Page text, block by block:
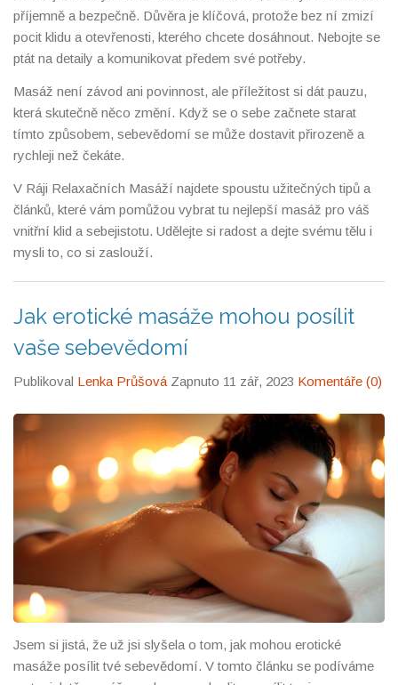
pomáhají odbourat zábrany.
příjemně a bezpečně. Důvěra je klíčová, protože bez ní zmizí
pocit klidu a otevřenosti, kterého chcete dosáhnout. Nebojte se
ptát na detaily a komunikovat předem své potřeby.
Masáž není závod ani povinnost, ale příležitost si dát pauzu,
která skutečně něco změní. Když se o sebe začnete starat
tímto způsobem, sebevědomí se může dostavit přirozeně a
rychleji než čekáte.
V Ráji Relaxačních Masáží najdete spoustu užitečných tipů a
článků, které vám pomůžou vybrat tu nejlepší masáž pro váš
vnitřní klid a sebejistotu. Udělejte si radost a dejte svému tělu i
mysli to, co si zaslouží.
Jak erotické masáže mohou posílit
vaše sebevědomí
Publikoval Lenka Průšová Zapnuto 11 zář, 2023 Komentáře (0)
Jsem si jistá, že už jsi slyšela o tom, jak mohou erotické
masáže posílit tvé sebevědomí. V tomto článku se podíváme